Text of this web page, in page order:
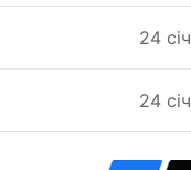
24
24